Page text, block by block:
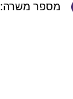
מספר משרה: 4870